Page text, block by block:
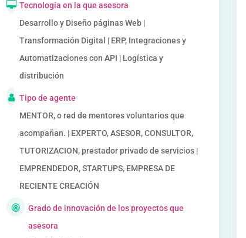
Tecnología en la que asesora
Desarrollo y Diseño páginas Web |
Transformación Digital | ERP, Integraciones y
Automatizaciones con API | Logística y
distribución
Tipo de agente
MENTOR, o red de mentores voluntarios que
acompañan. | EXPERTO, ASESOR, CONSULTOR,
TUTORIZACION, prestador privado de servicios |
EMPRENDEDOR, STARTUPS, EMPRESA DE
RECIENTE CREACIÓN
Grado de innovación de los proyectos que
asesora